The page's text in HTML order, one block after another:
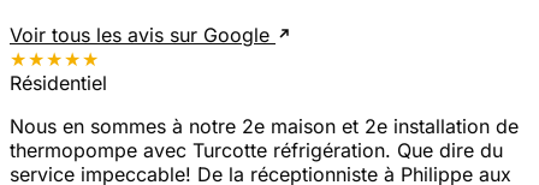
Voir tous les avis sur Google
★★★★★
Résidentiel
Nous en sommes à notre 2e maison et 2e installation de
thermopompe avec Turcotte réfrigération. Que dire du
service impeccable! De la réceptionniste à Philippe aux